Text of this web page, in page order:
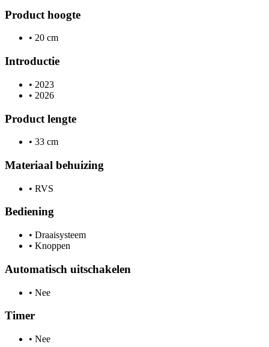
Product hoogte
• 20 cm
Introductie
• 2023
• 2026
Product lengte
• 33 cm
Materiaal behuizing
• RVS
Bediening
• Draaisysteem
• Knoppen
Automatisch uitschakelen
• Nee
Timer
• Nee